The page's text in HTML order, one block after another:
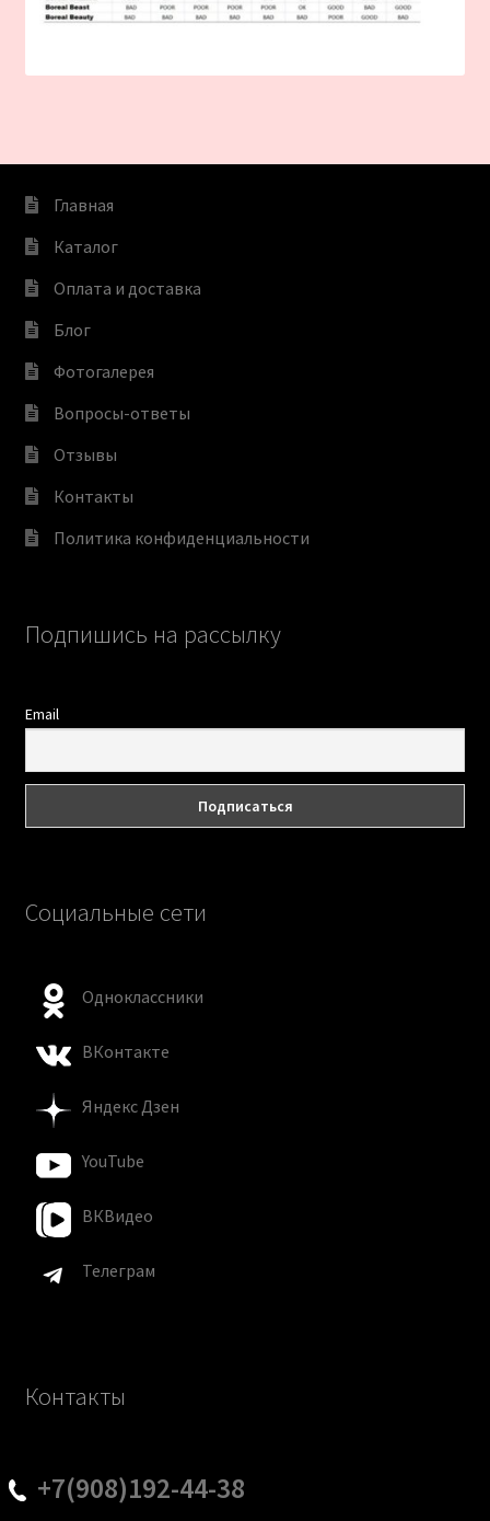
Главная
Каталог
Оплата и доставка
Блог
Фотогалерея
Вопросы-ответы
Отзывы
Контакты
Политика конфиденциальности
Подпишись на рассылку
Email
Социальные сети
Одноклассники
ВКонтакте
Яндекс Дзен
YouTube
ВКВидео
Телеграм
Контакты
+7(908)192-44-38